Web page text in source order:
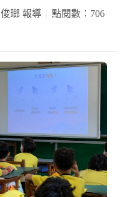
瑯 報導
點閱數：706